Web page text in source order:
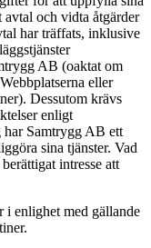
och vidta åtgärder
har träffats, inklusive
AB (oaktat om
eller
Dessutom krävs
enligt
har Samtrygg AB ett
sina tjänster. Vad
intresse att
i enlighet med gällande